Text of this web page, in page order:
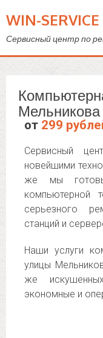
WIN-SERVICE
Сервисный центр по
Мельникова
от 299
Сервисный
новейшими
же мы
компьютерной
серьезного
станций и
Наши услуги
улицы
же
экономные и